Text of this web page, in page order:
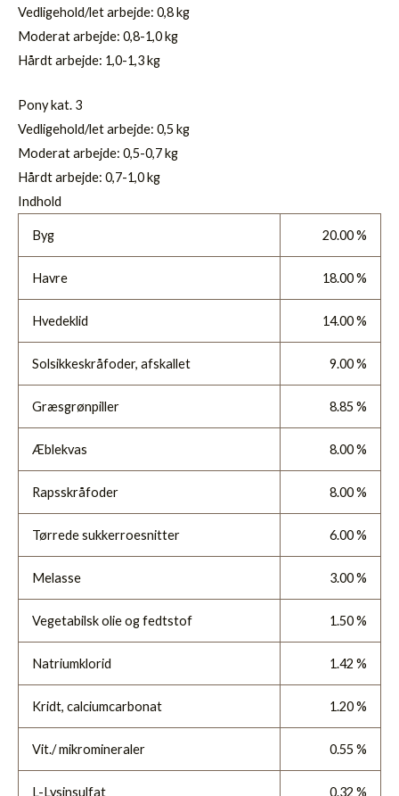
Vedligehold/let arbejde: 0,8 kg
Moderat arbejde: 0,8-1,0 kg
Hårdt arbejde: 1,0-1,3 kg
Pony kat. 3
Vedligehold/let arbejde: 0,5 kg
Moderat arbejde: 0,5-0,7 kg
Hårdt arbejde: 0,7-1,0 kg
Indhold
Byg 20.00 %
Havre 18.00 %
Hvedeklid 14.00 %
Solsikkeskråfoder, afskallet 9.00 %
Græsgrønpiller 8.85 %
Æblekvas 8.00 %
Rapsskråfoder 8.00 %
Tørrede sukkerroesnitter 6.00 %
Melasse 3.00 %
Vegetabilsk olie og fedtstof 1.50 %
Natriumklorid 1.42 %
Kridt, calciumcarbonat 1.20 %
Vit./ mikromineraler 0.55 %
L-Lysinsulfat 0.32 %